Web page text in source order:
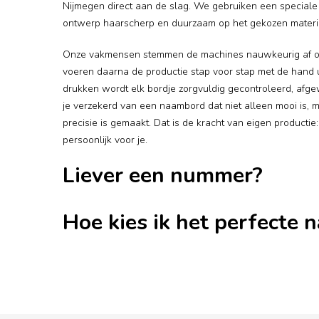
Nijmegen direct aan de slag. We gebruiken een
ontwerp haarscherp en duurzaam op het gekozen
Onze vakmensen stemmen de machines nauwkeurig af
voeren daarna de productie stap voor stap met de hand
drukken wordt elk bordje zorgvuldig gecontroleerd,
je verzekerd van een naambord dat niet alleen mooi is,
precisie is gemaakt. Dat is de kracht van eigen
persoonlijk voor je.
Liever een nummer?
Hoe kies ik het perfecte